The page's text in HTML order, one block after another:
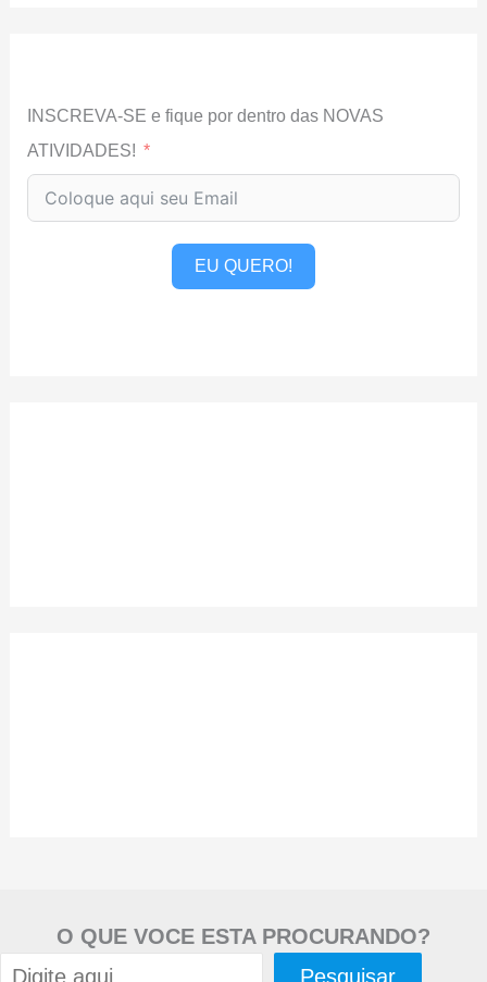
INSCREVA-SE e fique por dentro das NOVAS
ATIVIDADES!
EU QUERO!
O QUE VOCE ESTA PROCURANDO?
Pesquisar